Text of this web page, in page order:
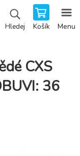
Hledej Košík Menu
CXS
36